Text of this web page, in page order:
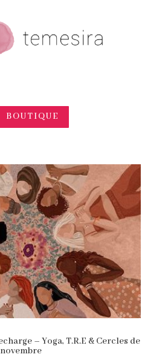
BOUTIQUE
– Yoga, T.R.E & Cercles de
novembre